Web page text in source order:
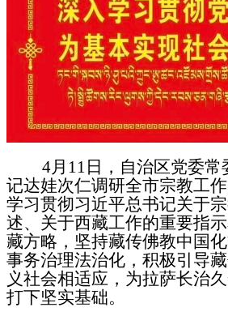
4月11日，自治区党委常
记达娃次仁调研全市宗教工
学习贯彻习近平总书记关于
述、关于西藏工作的重要指
藏方略，坚持藏传佛教中国
事务治理法治化，积极引导
义社会相适应，为拉萨长治
打下坚实基础。